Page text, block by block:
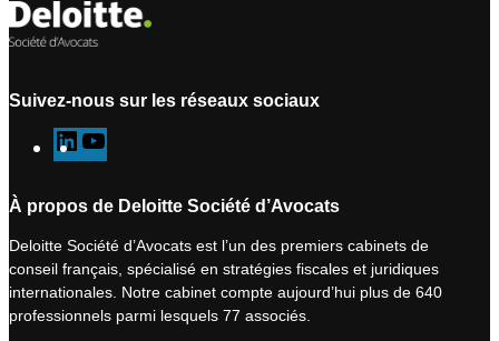
Suivez-nous sur les réseaux sociaux
L
i
k
e
d
I
n
o
T
u
b
e
À propos de Deloitte Société d’Avocats
Deloitte Société d’Avocats est l’un des premiers cabinets de
conseil français, spécialisé en stratégies fiscales et juridiques
internationales. Notre cabinet compte aujourd’hui plus de 640
professionnels parmi lesquels 77 associés.